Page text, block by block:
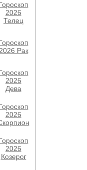
2026
Телец
2026 Рак
2026
Дева
2026
2026
Козерог